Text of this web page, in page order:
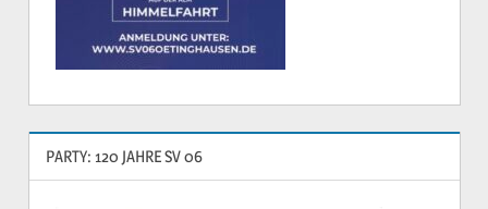
PARTY: 120 JAHRE SV 06